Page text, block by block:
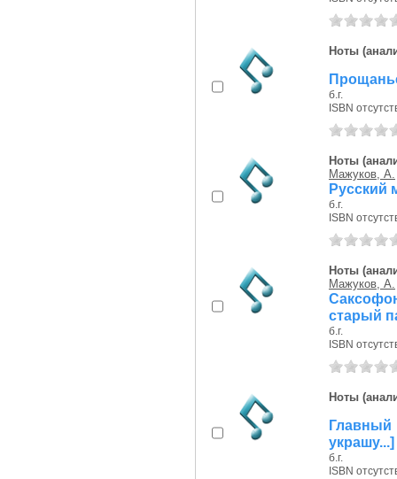
Ноты
б.г.
ISBN
Ноты
Мажуков, А.
Русский
б.г.
ISBN
Ноты
Мажуков, А.
старый
б.г.
ISBN
Ноты
украшу...]
б.г.
ISBN